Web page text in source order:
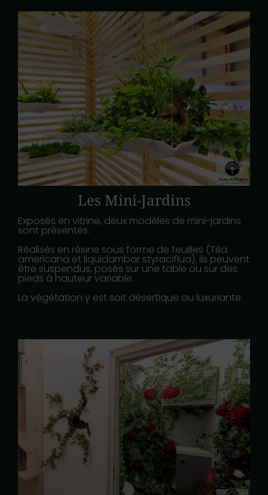
Les Mini-Jardins
Exposés en vitrine, deux modèles de mini-jardins
sont présentés.
Réalisés en résine sous forme de feuilles (Tilia
americana et liquidambar styraciflua), ils peuvent
être suspendus, posés sur une table ou sur des
pieds à hauteur variable.
La végétation y est soit désertique ou luxuriante.